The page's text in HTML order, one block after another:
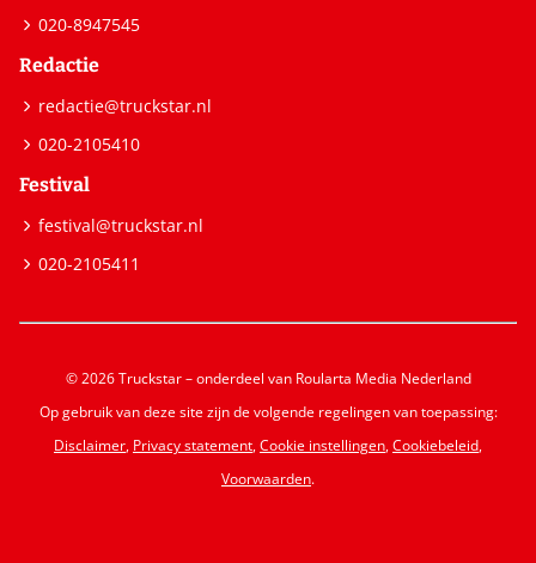
020-8947545
Redactie
redactie@truckstar.nl
020-2105410
Festival
festival@truckstar.nl
020-2105411
© 2026 Truckstar – onderdeel van Roularta Media Nederland
Op gebruik van deze site zijn de volgende regelingen van toepassing:
Disclaimer, Privacy statement,Cookie instellingen,Cookiebeleid,
Voorwaarden.